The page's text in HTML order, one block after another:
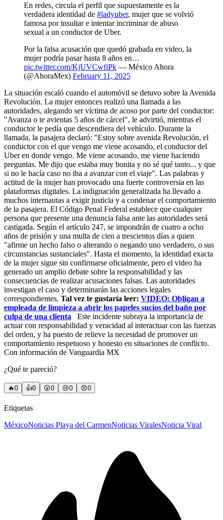
En redes, circula el perfil que supuestamente es la
verdadera identidad de #ladyuber, mujer que se volvió
famosa por insultar e intentar incriminar de abuso
sexual a un conductor de Uber.
Por la falsa acusación que quedó grabada en video, la
mujer podría pasar hasta 8 años en…
pic.twitter.com/KjUVCwfiPk — México Ahora
(@AhoraMex) February 11, 2025
La situación escaló cuando el automóvil se detuvo sobre la Avenida
Revolución. La mujer entonces realizó una llamada a las
autoridades, alegando ser víctima de acoso por parte del conductor:
"Avanza o te avientas 5 años de cárcel", le advirtió, mientras el
conductor le pedía que descendiera del vehículo. Durante la
llamada, la pasajera declaró: "Estoy sobre avenida Revolución, el
conductor con el que vengo me viene acosando, el conductor del
Uber en donde vengo. Me viene acosando, me viene haciendo
preguntas. Me dijo que estaba muy bonita y no sé qué tanto... y que
si no le hacía caso no iba a avanzar con el viaje". Las palabras y
actitud de la mujer han provocado una fuerte controversia en las
plataformas digitales. La indignación generalizada ha llevado a
muchos internautas a exigir justicia y a condenar el comportamiento
de la pasajera. El Código Penal Federal establece que cualquier
persona que presente una denuncia falsa ante las autoridades será
castigada. Según el artículo 247, se impondrán de cuatro a ocho
años de prisión y una multa de cien a trescientos días a quien
"afirme un hecho falso o alterando o negando uno verdadero, o sus
circunstancias sustanciales". Hasta el momento, la identidad exacta
de la mujer sigue sin confirmarse oficialmente, pero el video ha
generado un amplio debate sobre la responsabilidad y las
consecuencias de realizar acusaciones falsas. Las autoridades
investigan el caso y determinarán las acciones legales
correspondientes. Tal vez te gustaría leer: VIDEO: Obligan a
empleada de limpieza a abrir los papeles sucios del baño por
culpa de una clienta Este incidente subraya la importancia de
actuar con responsabilidad y veracidad al interactuar con las fuerzas
del orden, y ha puesto de relieve la necesidad de promover un
comportamiento respetuoso y honesto en situaciones de conflicto.
Con información de Vanguardia MX
¿Qué te pareció?
🔥0 👍0 😲0 😢0 😠0
Etiquetas
MéxicoNoticias Playa del CarmenNoticias ViralesNoticia Viral